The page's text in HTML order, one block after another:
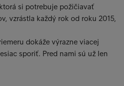
si potrebuje požičiavať
vzrástla každý rok od roku 2015,
dokáže výrazne viacej
sporiť. Pred nami sú už len